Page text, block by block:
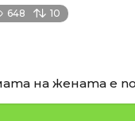
648 10
на жената е